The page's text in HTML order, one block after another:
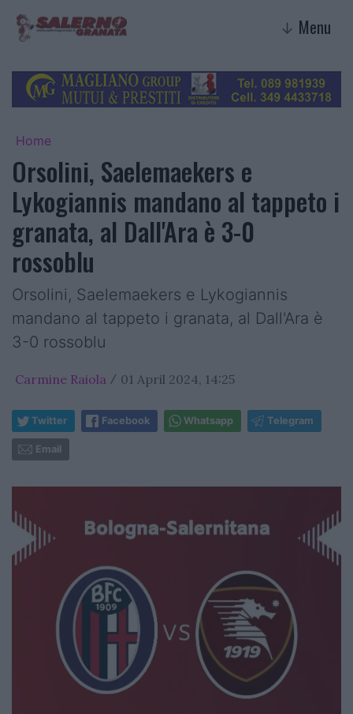
↓ Menu
Home
Orsolini, Saelemaekers e
Lykogiannis mandano al tappeto i
granata, al Dall'Ara è 3-0
rossoblu
Orsolini, Saelemaekers e Lykogiannis
mandano al tappeto i granata, al Dall'Ara è
3-0 rossoblu
Carmine Raiola / 01 April 2024, 14:25
Twitter Facebook Whatsapp Telegram
Email